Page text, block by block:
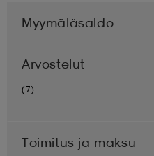
Myymäläsaldo
Arvostelut
(7)
Toimitus ja maksu